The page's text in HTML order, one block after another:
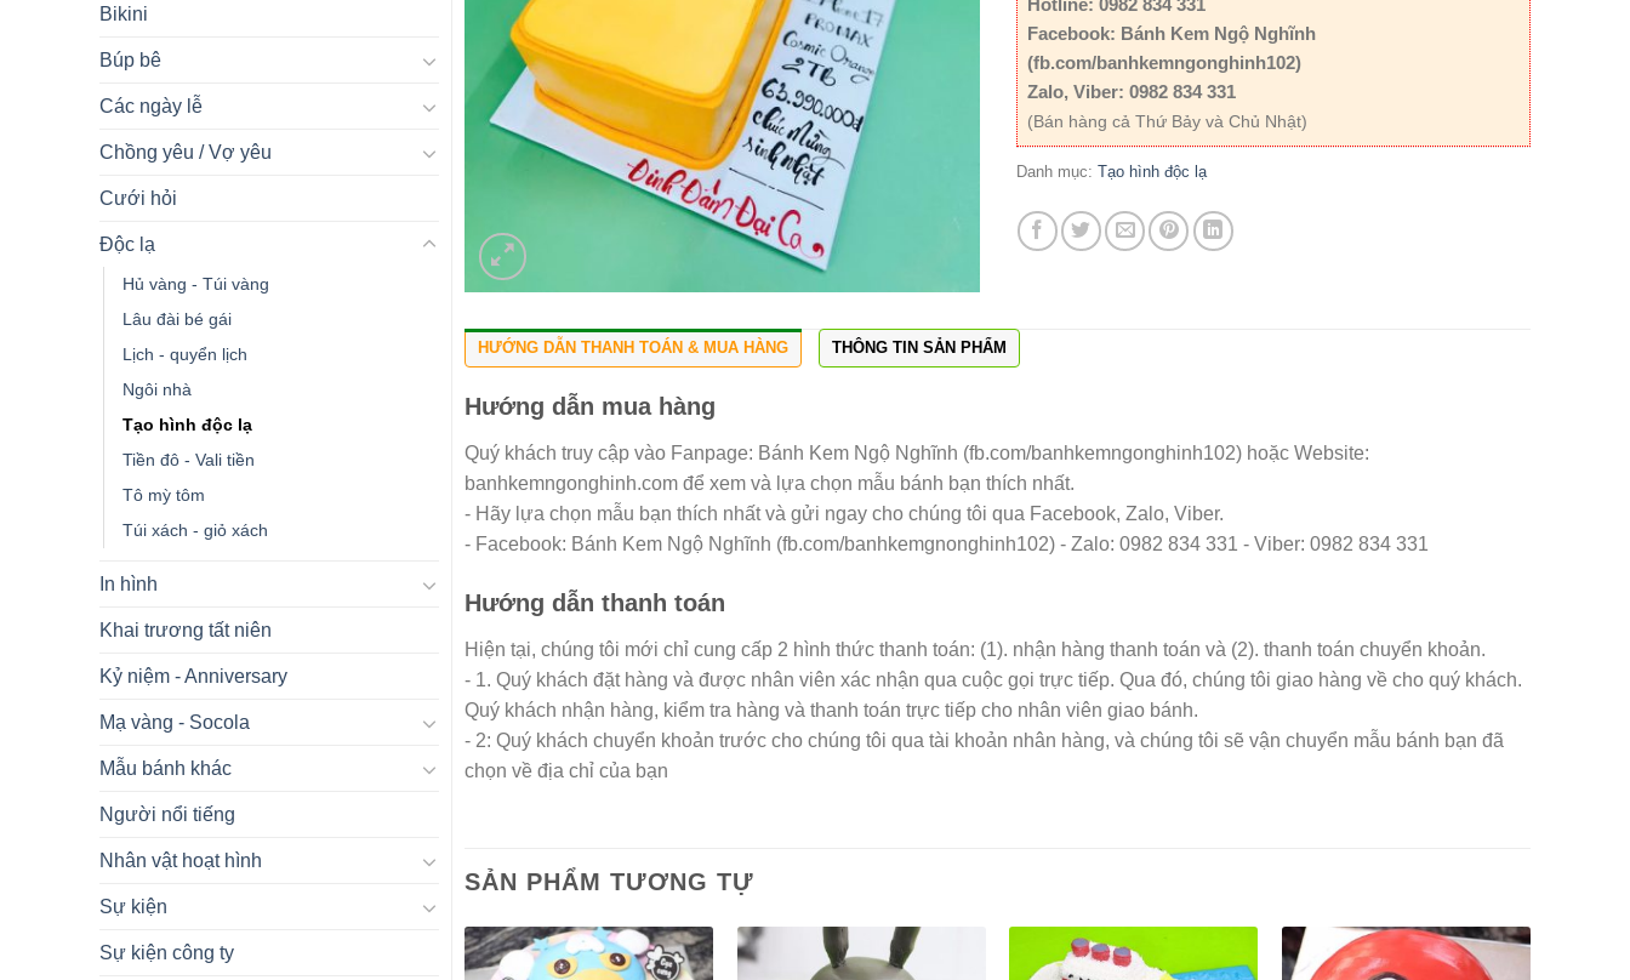
Bikini
Búp bê
Các ngày lễ
Chồng yêu / Vợ yêu
Cưới hỏi
Độc lạ
Hủ vàng - Túi vàng
Lâu đài bé gái
Lịch - quyển lịch
Ngôi nhà
Tạo hình độc lạ
Tiền đô - Vali tiền
Tô mỳ tôm
Túi xách - giỏ xách
In hình
Khai trương tất niên
Kỷ niệm - Anniversary
Mạ vàng - Socola
Mẫu bánh khác
Người nổi tiếng
Nhân vật hoạt hình
Sự kiện
Sự kiện công ty
Facebook: Bánh Kem Ngộ Nghĩnh
(fb.com/banhkemngonghinh102)
Zalo, Viber: 0982 834 331
(Bán hàng cả Thứ Bảy và Chủ Nhật)
Danh mục: Tạo hình độc lạ
HƯỚNG DẪN THANH TOÁN & MUA HÀNG THÔNG TIN SẢN PHẨM
Hướng dẫn mua hàng
Quý khách truy cập vào Fanpage: Bánh Kem Ngộ Nghĩnh (fb.com/banhkemngonghinh102) hoặc Website:
banhkemngonghinh.com để xem và lựa chọn mẫu bánh bạn thích nhất.
- Hãy lựa chọn mẫu bạn thích nhất và gửi ngay cho chúng tôi qua Facebook, Zalo, Viber.
- Facebook: Bánh Kem Ngộ Nghĩnh (fb.com/banhkemgnonghinh102) - Zalo: 0982 834 331 - Viber: 0982 834 331
Hướng dẫn thanh toán
Hiện tại, chúng tôi mới chỉ cung cấp 2 hình thức thanh toán: (1). nhận hàng thanh toán và (2). thanh toán chuyển khoản.
- 1. Quý khách đặt hàng và được nhân viên xác nhận qua cuộc gọi trực tiếp. Qua đó, chúng tôi giao hàng về cho quý khách.
Quý khách nhận hàng, kiểm tra hàng và thanh toán trực tiếp cho nhân viên giao bánh.
- 2: Quý khách chuyển khoản trước cho chúng tôi qua tài khoản nhân hàng, và chúng tôi sẽ vận chuyển mẫu bánh bạn đã
chọn về địa chỉ của bạn
SẢN PHẨM TƯƠNG TỰ